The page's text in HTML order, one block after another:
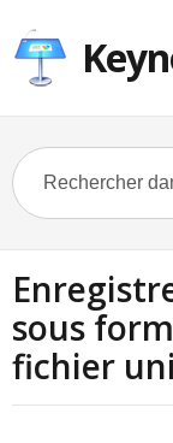
sous
fichier